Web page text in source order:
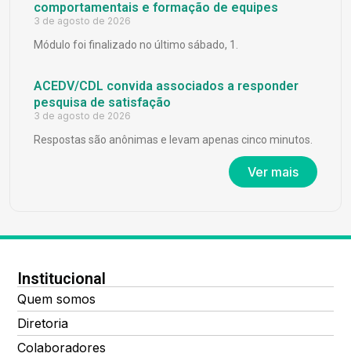
comportamentais e formação de equipes
3 de agosto de 2026
Módulo foi finalizado no último sábado, 1.
ACEDV/CDL convida associados a responder
pesquisa de satisfação
3 de agosto de 2026
Respostas são anônimas e levam apenas cinco minutos.
Ver mais
Institucional
Quem somos
Diretoria
Colaboradores